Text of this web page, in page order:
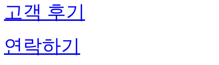
고객 후기
연락하기